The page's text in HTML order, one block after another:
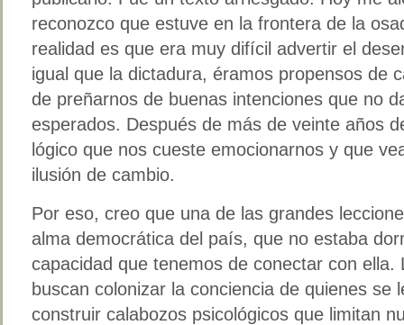
reconozco que estuve en la frontera de la
realidad es que era muy difícil advertir el
igual que la dictadura, éramos propensos de
de preñarnos de buenas intenciones que no
esperados. Después de más de veinte años
lógico que nos cueste emocionarnos y que
ilusión de cambio.
Por eso, creo que una de las grandes
alma democrática del país, que no estaba
capacidad que tenemos de conectar con ella.
buscan colonizar la conciencia de quienes se
construir calabozos psicológicos que limitan